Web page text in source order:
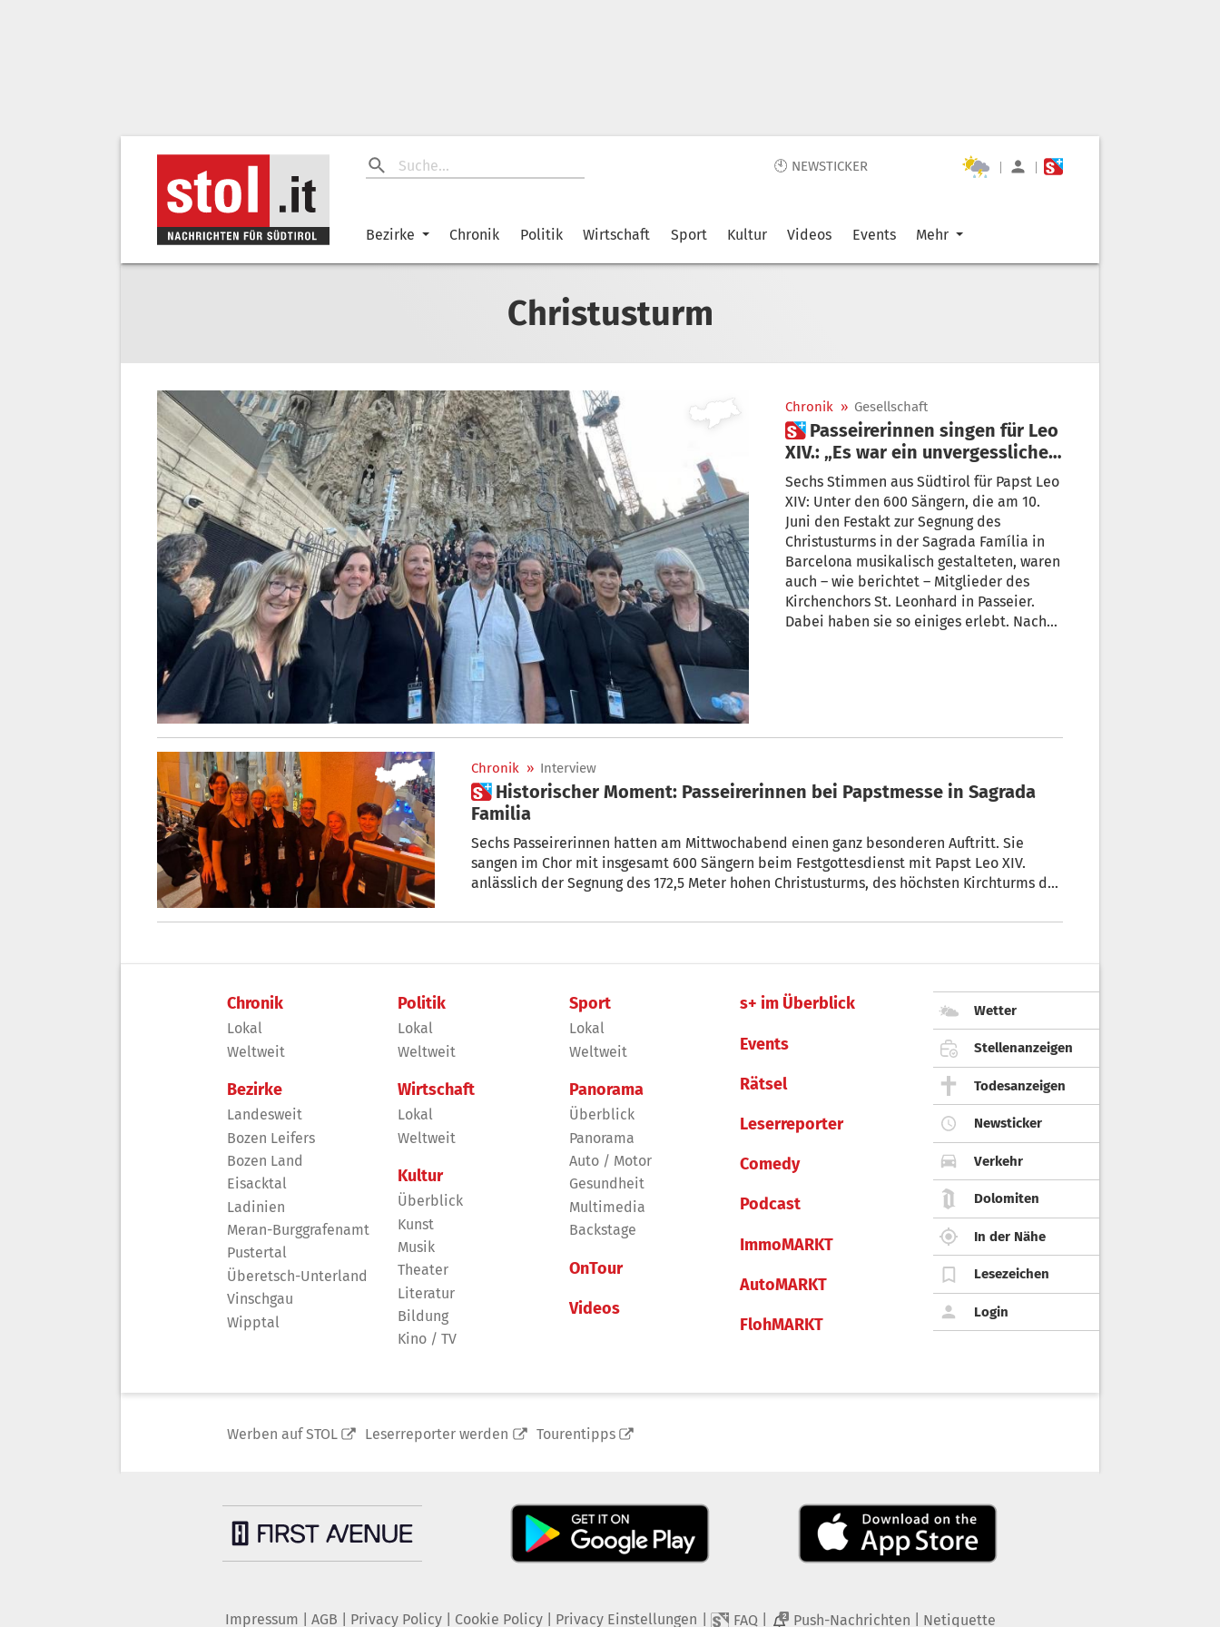
🕙 NEWSTICKER | |
Bezirke Chronik Politik Wirtschaft Sport Kultur Videos Events Mehr
Christusturm
Chronik » Gesellschaft
 Passeirerinnen singen für Leo
XIV.: „Es war ein unvergessliches
Erlebnis“
Sechs Stimmen aus Südtirol für Papst Leo
XIV: Unter den 600 Sängern, die am 10.
Juni den Festakt zur Segnung des
Christusturms in der Sagrada Família in
Barcelona musikalisch gestalteten, waren
auch – wie berichtet – Mitglieder des
Kirchenchors St. Leonhard in Passeier.
Dabei haben sie so einiges erlebt. Nach
Chronik » Interview
 Historischer Moment: Passeirerinnen bei Papstmesse in Sagrada
Familia
Sechs Passeirerinnen hatten am Mittwochabend einen ganz besonderen Auftritt. Sie
sangen im Chor mit insgesamt 600 Sängern beim Festgottesdienst mit Papst Leo XIV.
anlässlich der Segnung des 172,5 Meter hohen Christusturms, des höchsten Kirchturms der
anerkanntesten katalanischen Dirigenten, der mit der bekannten Sopranistin Ulrike
Chronik
Lokal
Weltweit
Bezirke
Landesweit
Bozen Leifers
Bozen Land
Eisacktal
Ladinien
Meran-Burggrafenamt
Pustertal
Überetsch-Unterland
Vinschgau
Wipptal
Politik
Lokal
Weltweit
Wirtschaft
Lokal
Weltweit
Kultur
Überblick
Kunst
Musik
Theater
Literatur
Bildung
Kino / TV
Sport
Lokal
Weltweit
Panorama
Überblick
Panorama
Auto / Motor
Gesundheit
Multimedia
Backstage
OnTour
Videos
s+ im Überblick
Events
Rätsel
Leserreporter
Comedy
Podcast
ImmoMARKT
AutoMARKT
FlohMARKT
Wetter
Stellenanzeigen
Todesanzeigen
Newsticker
Verkehr
Dolomiten
In der Nähe
Lesezeichen
Login
Werben auf STOL Leserreporter werden Tourentipps
Impressum AGB Privacy Policy| Cookie Policy| Privacy Einstellungen FAQ 2 Push-Nachrichten Netiquette